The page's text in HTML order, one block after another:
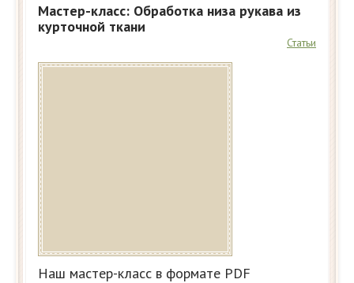
Мастер-класс: Обработка низа рукава из
курточной ткани
Статьи
Наш мастер-класс в формате PDF